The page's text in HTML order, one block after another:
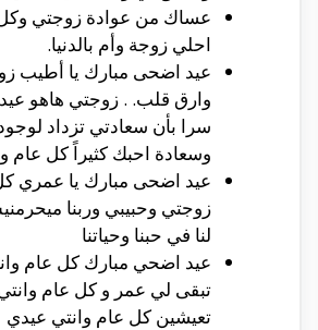
عساك من عوادة زوجتي
احلي زوجة وأم بالدنيا.
عيد اضحى مبارك يا أطيب
وارق قلب. . زوجتي هاهو
سرا بأن سعادتي تزداد
وسعادة احبك كثيراً كل عام
عيد اضحى مبارك يا عمري
زوجتي وحبيبي وربنا
لنا في حبنا وحياتنا
عيد اضحي مبارك كل عام
تبقى لي عمر و كل عام
تعيشين كل عام وانتي عيدي